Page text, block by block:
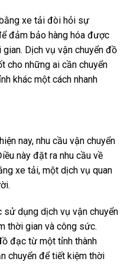
xe tải đòi hỏi sự
đảm bảo hàng hóa được
Dịch vụ vận chuyển đồ
cho những ai cần chuyển
khác một cách nhanh
nay, nhu cầu vận chuyển
này đặt ra nhu cầu về
xe tải, một dịch vụ quan
dụng dịch vụ vận chuyển
thời gian và công sức.
đạc từ một tỉnh thành
chuyển để tiết kiệm thời